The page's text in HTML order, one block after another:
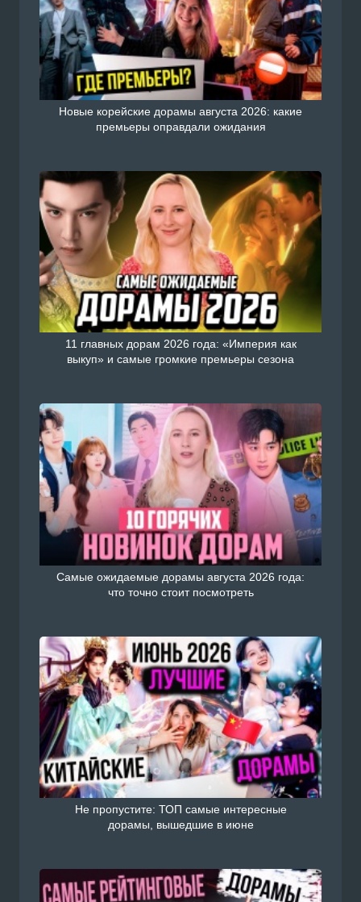
Новые корейские дорамы августа 2026: какие
премьеры оправдали ожидания
11 главных дорам 2026 года: «Империя как
выкуп» и самые громкие премьеры сезона
Самые ожидаемые дорамы августа 2026 года:
что точно стоит посмотреть
Не пропустите: ТОП самые интересные
дорамы, вышедшие в июне